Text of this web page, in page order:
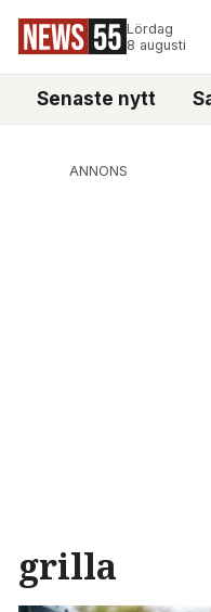
Lördag
8 augusti
Senaste nytt
ANNONS
grilla